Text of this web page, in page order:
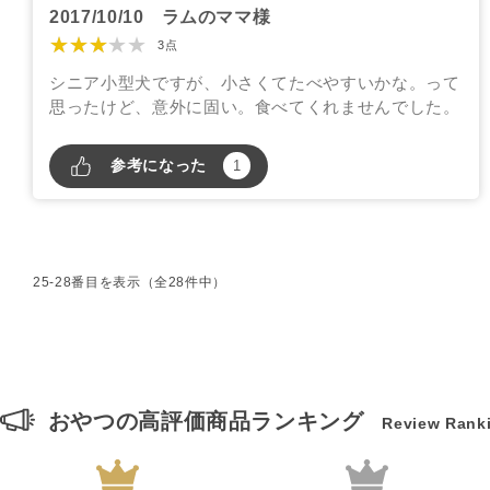
2017/10/10 ラムのママ様
★★★★★ 3点
シニア小型犬ですが、小さくてたべやすいかな。って
思ったけど、意外に固い。食べてくれませんでした。
参考になった 1
25-28番目を表示（全28件中）
おやつの高評価商品ランキング Review